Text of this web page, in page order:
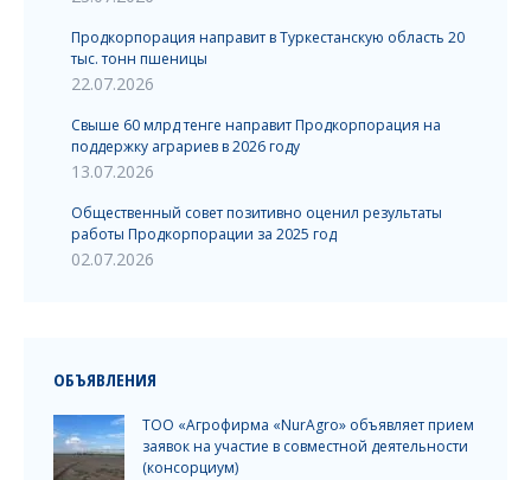
Продкорпорация направит в Туркестанскую область 20
тыс. тонн пшеницы
22.07.2026
Свыше 60 млрд тенге направит Продкорпорация на
поддержку аграриев в 2026 году
13.07.2026
Общественный совет позитивно оценил результаты
работы Продкорпорации за 2025 год
02.07.2026
ОБЪЯВЛЕНИЯ
ТОО «Агрофирма «NurAgro» объявляет прием
заявок на участие в совместной деятельности
(консорциум)